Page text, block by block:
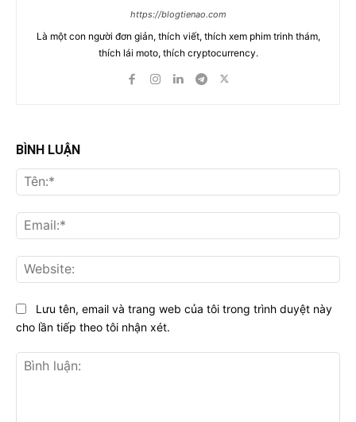
https://blogtienao.com
Là một con người đơn giản, thích viết, thích xem phim trinh thám,
thích lái moto, thích cryptocurrency.
BÌNH LUẬN
Lưu tên, email và trang web của tôi trong trình duyệt này
cho lần tiếp theo tôi nhận xét.